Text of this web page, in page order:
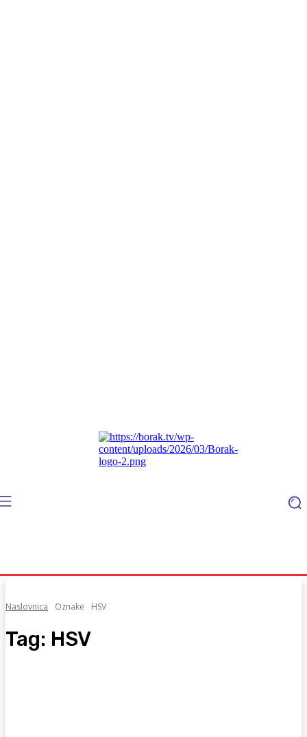
Naslovnica Oznake HSV
Tag: HSV